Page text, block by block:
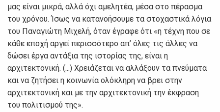
μας είναι μικρά, αλλά όχι αμελητέα, μέσα στο πέρασμα
του χρόνου. Ίσως να κατανοήσουμε τα στοχαστικά λόγια
του Παναγιώτη Μιχελή, όταν έγραφε ότι «η τέχνη που σε
κάθε εποχή αργεί περισσότερο απ’ όλες τις άλλες να
δώσει έργα αντάξια της ιστορίας της, είναι η
αρχιτεκτονική. (...) Χρειάζεται να αλλάξουν τα πνεύματα
και να ζητήσει η κοινωνία ολόκληρη να βρει στην
αρχιτεκτονική και με την αρχιτεκτονική την έκφραση
του πολιτισμού της».